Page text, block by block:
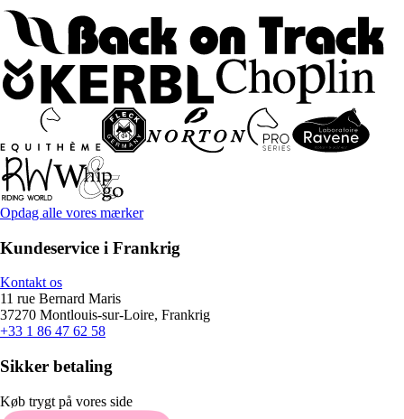
Opdag alle vores mærker
Kundeservice i Frankrig
Kontakt os
11 rue Bernard Maris
37270 Montlouis-sur-Loire, Frankrig
+33 1 86 47 62 58
Sikker betaling
Køb trygt på vores side